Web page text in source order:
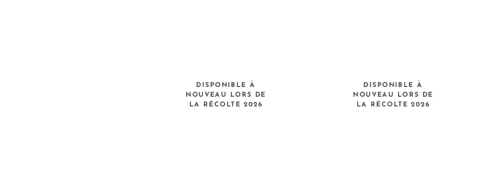
DISPONIBLE À
NOUVEAU LORS DE
LA RÉCOLTE 2026
DISPONIBLE À
NOUVEAU LORS DE
LA RÉCOLTE 2026